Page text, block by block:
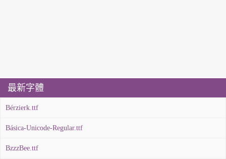
最新字體
Bérzierk.ttf
Básica-Unicode-Regular.ttf
BzzzBee.ttf